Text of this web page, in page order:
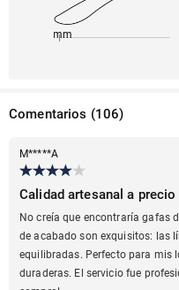
147mm
Comentarios (106)
M*****A
Calidad artesanal a
No creía que encontraría gafas
de acabado son exquisitos: las
equilibradas. Perfecto para mis
duraderas. El servicio fue